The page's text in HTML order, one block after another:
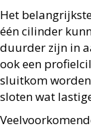
Het
één cilinder
duurder zijn in
ook een
sluitkom
sloten wat